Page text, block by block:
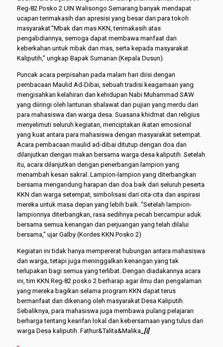
Reg-82 Posko 2 UIN Walisongo Semarang banyak mendapat
ucapan terimakasih dan apresisi yang besar dari para tokoh
masyarakat.“Mbak dan mas KKN, terimakasih atas
pengabdiannya, semoga dapat membawa manfaat dan
keberkahan untuk mbak dan mas, serta kepada masyarakat
Kaliputih,” ungkap Bapak Sumanan (Kepala Dusun).
Puncak acara perpisahan pada malam hari diisi dengan
pembacaan Maulid Ad-Dibai, sebuah tradisi keagamaan yang
mengisahkan kelahiran dan kehidupan Nabi Muhammad SAW
yang diiringi oleh lantunan shalawat dan pujian yang merdu dari
para mahasiswa dan warga desa. Suasana khidmat dan religius
menyelimuti seluruh kegiatan, menciptakan ikatan emosional
yang kuat antara para mahasiswa dengan masyarakat setempat.
Acara pembacaan maulid ad-dibai ditutup dengan doa dan
dilanjutkan dengan makan bersama warga desa kaliputih. Setelah
itu, acara dilanjutkan dengan penerbangan lampion yang
menambah kesan sakral. Lampion-lampion yang diterbangkan
bersama mengandung harapan dan doa baik dari seluruh peserta
KKN dan warga setempat, simbolisasi dari cita-cita dan aspirasi
mereka untuk masa depan yang lebih baik. “Setelah lampion-
lampionnya diterbangkan, rasa sedihnya pecah bercampur aduk
bersama semua kenangan dan perjuangan yang telah dilalui
bersama,” ujar Galby (Kordes KKN Posko 2)
Kegiatan ini tidak hanya mempererat hubungan antara mahasiswa
dan warga, tetapi juga meninggalkan kenangan yang tak
terlupakan bagi semua yang terlibat. Dengan diadakannya acara
ini, tim KKN Reg-82 posko 2 berharap agar ilmu dan pengalaman
yang mereka bagikan selama program KKN dapat terus
bermanfaat dan dikenang oleh masyarakat Desa Kaliputih.
Sebaliknya, para mahasiswa juga membawa pulang pelajaran
berharga tentang kearifan lokal dan kebersamaan yang tulus dari
warga Desa kaliputih. Fathur&Talita&Malika _[i]